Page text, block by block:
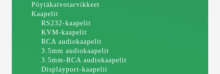
Pöytäkaivotarvikkeet
Kaapelit
RS232-kaapelit
KVM-kaapelit
RCA audiokaapelit
3.5mm audiokaapelit
3.5mm-RCA audiokaapelit
Displayport-kaapelit